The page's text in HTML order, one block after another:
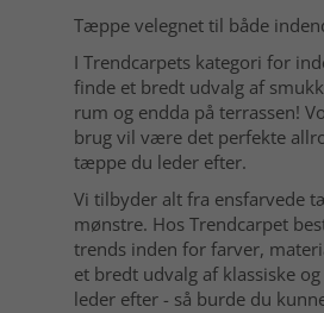
Tæppe velegnet til både
I Trendcarpets kategori for
finde et bredt udvalg af
rum og endda på terrassen!
brug vil være det perfekte
tæppe du leder efter.
Vi tilbyder alt fra ensfarvede
mønstre. Hos Trendcarpet
trends inden for farver,
et bredt udvalg af klassiske
leder efter - så burde du